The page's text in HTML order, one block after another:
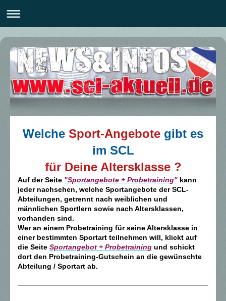
Welche Sport-Angebote gibt es
im SCL
für Deine Altersklasse ?
Auf der Seite "Sportangebote + Probetraining" kann
jeder nachsehen, welche Sportangebote der SCL-
Abteilungen, getrennt nach weiblichen und
männlichen Sportlern sowie nach Altersklassen,
vorhanden sind.
Wer an einem Probetraining für seine Altersklasse in
einer bestimmten Sportart teilnehmen will, klickt auf
die Seite Sportangebot + Probetraining und schickt
dort den Probetraining-Gutschein an die gewünschte
Abteilung / Sportart ab.